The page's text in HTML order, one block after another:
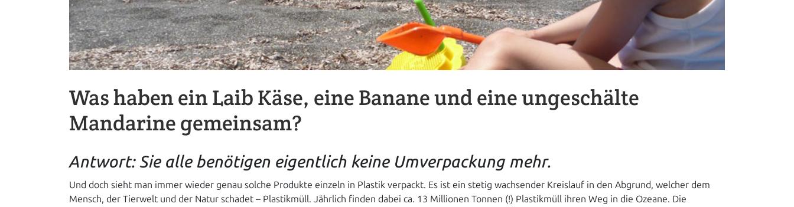
Was haben ein Laib Käse, eine Banane und eine ungeschälte
Mandarine gemeinsam?
Antwort: Sie alle benötigen eigentlich keine Umverpackung mehr.
Und doch sieht man immer wieder genau solche Produkte einzeln in Plastik verpackt. Es ist ein stetig wachsender Kreislauf in den Abgrund, welcher dem
Mensch, der Tierwelt und der Natur schadet – Plastikmüll. Jährlich finden dabei ca. 13 Millionen Tonnen (!) Plastikmüll ihren Weg in die Ozeane. Die